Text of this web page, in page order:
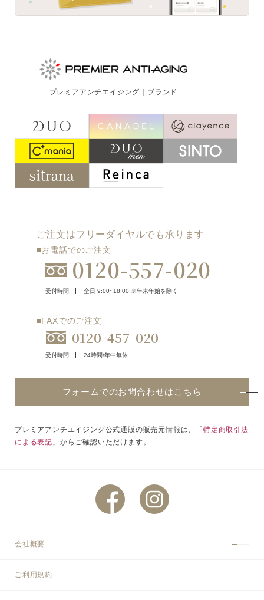
ご注文はフリーダイヤルでも承ります
0120-557-020
受付時間 全日 9:00~18:00 ※年末年始を除く
フォームでのお問合わせはこちら
プレミアアンチエイジング｜ブランド
ご注文はフリーダイヤルでも承ります
■お電話でのご注文
0120-557-020
受付時間 全日 9:00~18:00 ※年末年始を除く
■FAXでのご注文
0120-457-020
受付時間 24時間/年中無休
フォームでのお問合わせはこちら
プレミアアンチエイジング公式通販の販売元情報は、「特定商取引法
による表記 」からご確認いただけます。
会社概要
ご利用規約